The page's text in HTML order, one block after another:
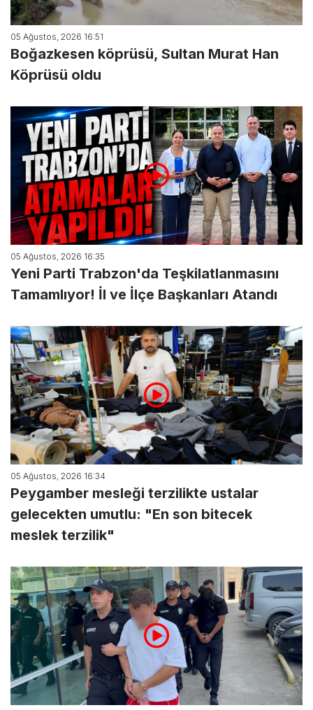
05 Ağustos, 2026 16:51
Boğazkesen köprüsü, Sultan Murat Han
Köprüsü oldu
05 Ağustos, 2026 16:35
Yeni Parti Trabzon'da Teşkilatlanmasını
Tamamlıyor! İl ve İlçe Başkanları Atandı
05 Ağustos, 2026 16:34
Peygamber mesleği terzilikte ustalar
gelecekten umutlu: "En son bitecek
meslek terzilik"